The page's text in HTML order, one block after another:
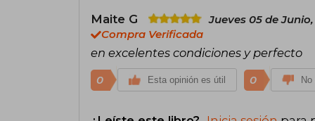
Maite G
Jueves 05 de
Compra Verificada
en excelentes condiciones y perfecto
0 Esta opinión es útil 0 No